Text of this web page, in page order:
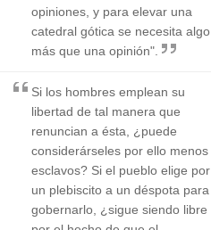
opiniones, y para elevar una
catedral gótica se necesita algo
más que una opinión".
Si los hombres emplean su
libertad de tal manera que
renuncian a ésta, ¿puede
considerárseles por ello menos
esclavos? Si el pueblo elige por
un plebiscito a un déspota para
gobernarlo, ¿sigue siendo libre